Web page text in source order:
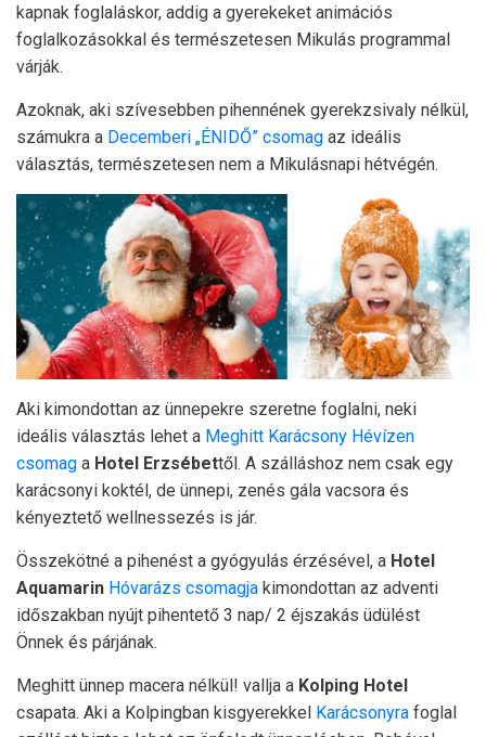
kapnak foglaláskor, addig a gyerekeket animációs
foglalkozásokkal és természetesen Mikulás programmal
várják.
Azoknak, aki szívesebben pihennének gyerekzsivaly nélkül,
számukra a Decemberi „ÉNIDŐ” csomag az ideális
választás, természetesen nem a Mikulásnapi hétvégén.
Aki kimondottan az ünnepekre szeretne foglalni, neki
ideális választás lehet a Meghitt Karácsony Hévízen
csomag a Hotel Erzsébettől. A szálláshoz nem csak egy
karácsonyi koktél, de ünnepi, zenés gála vacsora és
kényeztető wellnessezés is jár.
Összekötné a pihenést a gyógyulás érzésével, a Hotel
Aquamarin Hóvarázs csomagja kimondottan az adventi
időszakban nyújt pihentető 3 nap/ 2 éjszakás üdülést
Önnek és párjának.
Meghitt ünnep macera nélkül! vallja a Kolping Hotel
csapata. Aki a Kolpingban kisgyerekkel Karácsonyra foglal